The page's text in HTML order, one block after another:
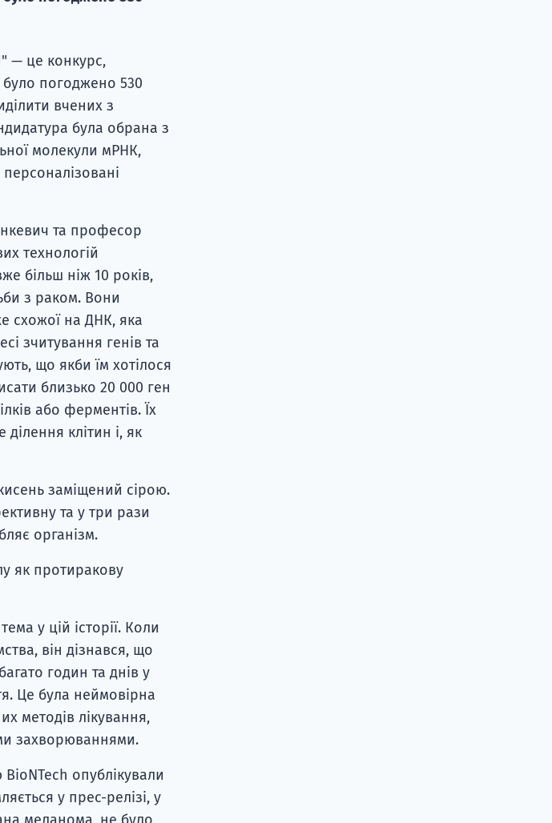
— це конкурс,
погоджено 530
вчених з
була обрана з
молекули мРНК,
та професор
технологій
більш ніж 10 років,
з раком. Вони
схожої на ДНК, яка
зчитування генів та
що якби їм хотілося
близько 20 000 ген
або ферментів. Їх
клітин і, як
заміщений сірою.
та у три рази
організм.
як протиракову
у цій історії. Коли
він дізнався, що
годин та днів у
Це була неймовірна
методів лікування,
захворюваннями.
опублікували
у прес-релізі, у